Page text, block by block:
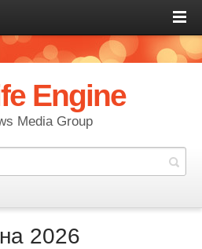
Engine
Media Group
2026